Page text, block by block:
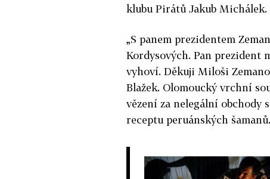
klubu Pirátů Jakub Michálek.
„S panem prezidentem
Kordysových. Pan prezident
vyhoví. Děkuji Miloši
Blažek. Olomoucký vrchní
vězení za nelegální obchody
receptu peruánských šamanů.